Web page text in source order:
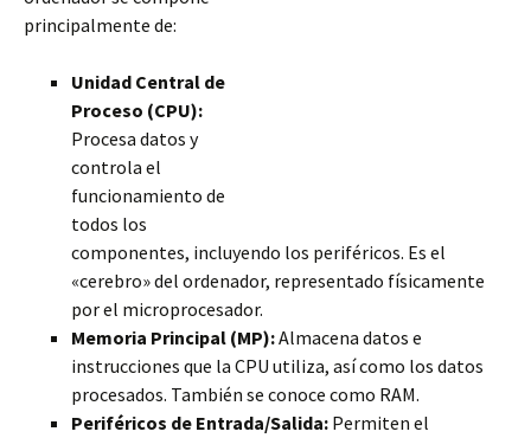
principalmente de:
Unidad Central de
Proceso (CPU):
Procesa datos y
controla el
funcionamiento de
todos los
componentes, incluyendo los periféricos. Es el
«cerebro» del ordenador, representado físicamente
por el microprocesador.
Memoria Principal (MP):Almacena datos e
instrucciones que la CPU utiliza, así como los datos
procesados. También se conoce como RAM.
Periféricos de Entrada/Salida: Permiten el